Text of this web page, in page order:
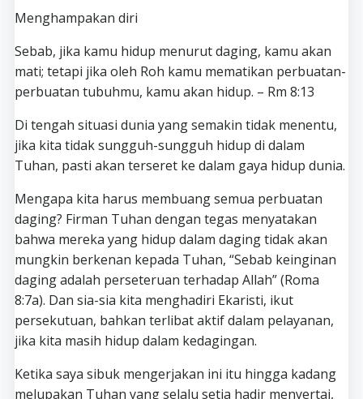
Menghampakan diri
Sebab, jika kamu hidup menurut daging, kamu akan
mati; tetapi jika oleh Roh kamu mematikan perbuatan-
perbuatan tubuhmu, kamu akan hidup. – Rm 8:13
Di tengah situasi dunia yang semakin tidak menentu,
jika kita tidak sungguh-sungguh hidup di dalam
Tuhan, pasti akan terseret ke dalam gaya hidup dunia.
Mengapa kita harus membuang semua perbuatan
daging? Firman Tuhan dengan tegas menyatakan
bahwa mereka yang hidup dalam daging tidak akan
mungkin berkenan kepada Tuhan, “Sebab keinginan
daging adalah perseteruan terhadap Allah” (Roma
8:7a). Dan sia-sia kita menghadiri Ekaristi, ikut
persekutuan, bahkan terlibat aktif dalam pelayanan,
jika kita masih hidup dalam kedagingan.
Ketika saya sibuk mengerjakan ini itu hingga kadang
melupakan Tuhan yang selalu setia hadir menyertai,